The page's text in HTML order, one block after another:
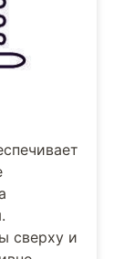
сверху и